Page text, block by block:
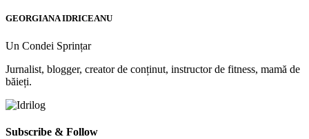
GEORGIANA IDRICEANU
Un Condei Sprințar
Jurnalist, blogger, creator de conținut, instructor de fitness, mamă de
băieți.
Subscribe & Follow